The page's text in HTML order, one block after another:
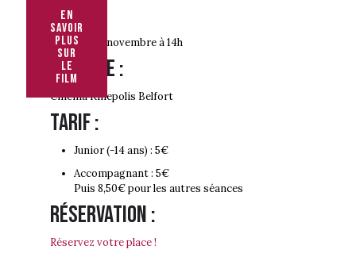
Date :
Mercredi 8 novembre à 14h
Adresse :
Cinéma Kinepolis Belfort
Tarif :
Junior (-14 ans) : 5€
Accompagnant : 5€
Puis 8,50€ pour les autres séances
Réservation :
Réservez votre place !
En
savoir
plus
sur
le
film